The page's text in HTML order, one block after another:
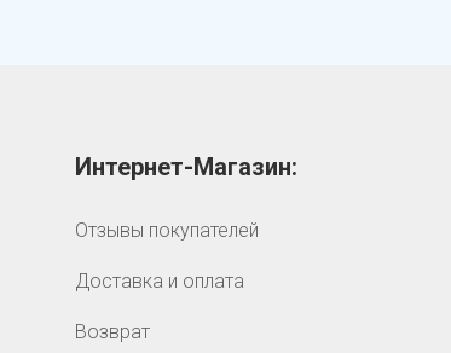
Интернет-Магазин:
Отзывы покупателей
Доставка и оплата
Возврат